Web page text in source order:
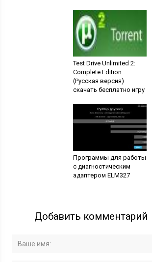
Test Drive Unlimited 2:
Complete Edition
(Русская версия)
скачать бесплатно игру
Программы для работы
с диагностическим
адаптером ELM327
Добавить комментарий